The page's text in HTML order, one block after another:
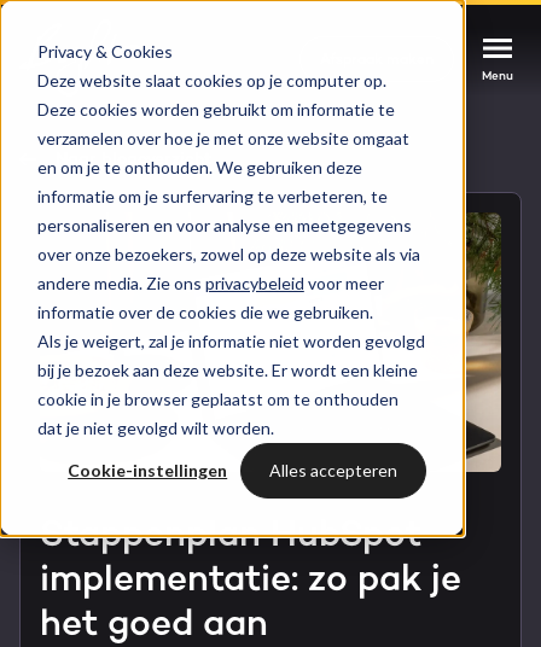
Privacy & Cookies
Deze website slaat cookies op je computer op.
Deze cookies worden gebruikt om informatie te
verzamelen over hoe je met onze website omgaat
en om je te onthouden. We gebruiken deze
informatie om je surfervaring te verbeteren, te
personaliseren en voor analyse en meetgegevens
over onze bezoekers, zowel op deze website als via
andere media. Zie ons privacybeleid voor meer
informatie over de cookies die we gebruiken.
Als je weigert, zal je informatie niet worden gevolgd
bij je bezoek aan deze website. Er wordt een kleine
cookie in je browser geplaatst om te onthouden
dat je niet gevolgd wilt worden.
Cookie-instellingen Alles accepteren
Menu
Menu
HUBSPOT SERVICES
HubSpot implementatie
HubSpot automations
HubSpot integraties
HubSpot maatwerk
Cases
Branches
Bright
WELKOM BIJ BRIGHT
Team
Inspiratie
Menu
Could not loads results. Please refresh the
page.
Naar blogoverzicht
Stappenplan HubSpot
implementatie: zo pak je
het goed aan